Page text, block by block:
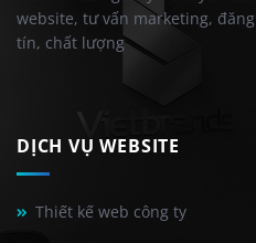
website, tư vấn marketing,
tín, chất lượng
DỊCH VỤ WEBSITE
Thiết kế web công ty